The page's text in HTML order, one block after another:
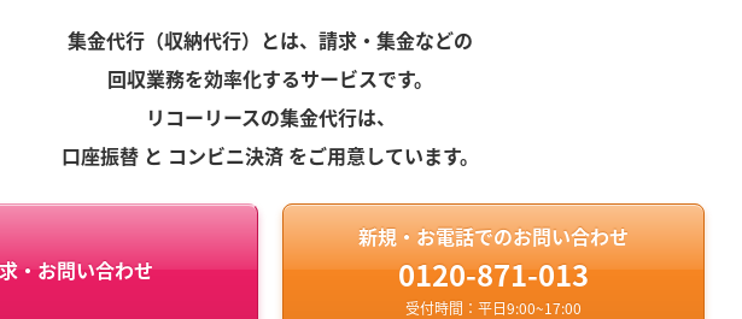
集金代行（収納代行）とは、請求・集金などの
回収業務を効率化するサービスです。
リコーリースの集金代行は、
口座振替 と コンビニ決済 をご用意しています。
・お問い合わせ
新規・お電話でのお問い合わせ
0120-871-013
受付時間：平日9:00~17:00